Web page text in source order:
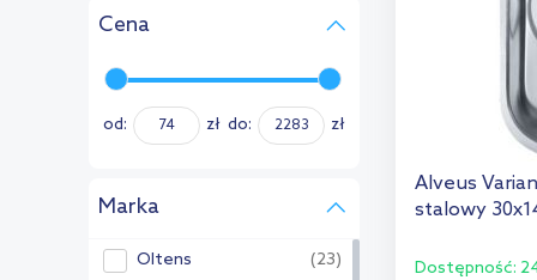
Cena
od: zł do: zł
Marka
Oltens (23)
Alveus
stalowy
Dostępność: